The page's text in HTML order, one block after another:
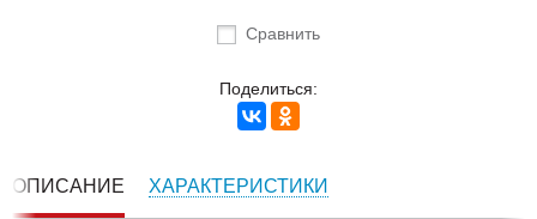
Сравнить
Поделиться:
ОПИСАНИЕ ХАРАКТЕРИСТИКИ